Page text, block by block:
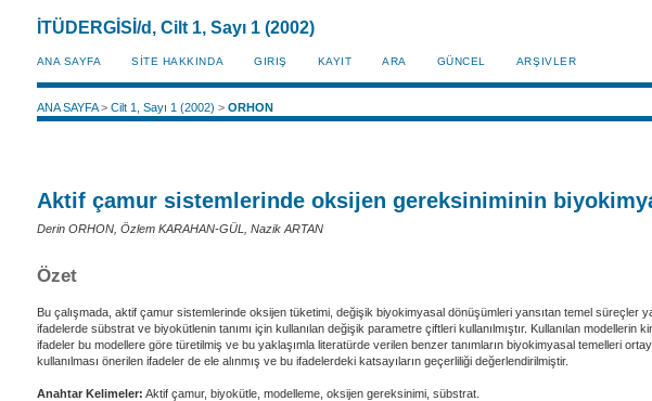
İTÜDERGİSİ/d, Cilt 1, Sayı 1 (2002)
ANA SAYFA SİTE HAKKINDA GIRIŞ KAYIT ARA GÜNCEL ARŞIVLER
ANA SAYFA> Cilt 1, Sayı 1 (2002) > ORHON
Aktif çamur sistemlerinde oksijen gereksiniminin
Derin ORHON, Özlem KARAHAN-GÜL, Nazik ARTAN
Özet
Bu çalışmada, aktif çamur sistemlerinde oksijen tüketimi, değişik biyokimyasal dönüşümleri yansıtan temel süreçler
ifadelerde sübstrat ve biyokütlenin tanımı için kullanılan değişik parametre çiftleri kullanılmıştır. Kullanılan
ifadeler bu modellere göre türetilmiş ve bu yaklaşımla literatürde verilen benzer tanımların biyokimyasal temelleri
kullanılması önerilen ifadeler de ele alınmış ve bu ifadelerdeki katsayıların geçerliliği değerlendirilmiştir.
Anahtar Kelimeler: Aktif çamur, biyokütle, modelleme, oksijen gereksinimi, sübstrat.